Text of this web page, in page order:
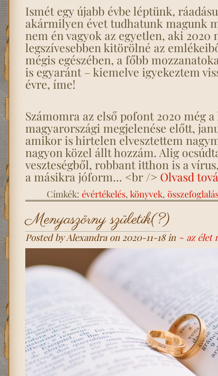
Ismét egy újabb évbe léptünk,
akármilyen évet tudhatunk magunk
nem én vagyok az egyetlen, aki 2020
legszívesebben kitörölné az
mégis egészében, a főbb
is egyaránt – kiemelve igyekeztem
évre, íme!
Számomra az első pofont 2020 még
magyarországi megjelenése előtt,
amikor is hirtelen elvesztettem
nagyon közel állt hozzám. Alig
veszteségből, robbant itthon is a
a másikra jóform… <br /> Olvasd
Címkék: évértékelés, könyvek,
Menyaszörny születik(?)
Posted by Alexandra on 2020-11-18 in ~ az élet